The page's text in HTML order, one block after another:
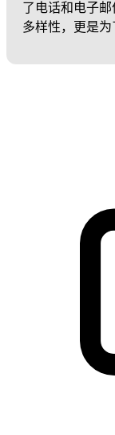
了电话和电子
多样性，更是为